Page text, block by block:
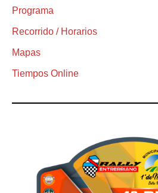
Programa
Recorrido / Horarios
Mapas
Tiempos Online